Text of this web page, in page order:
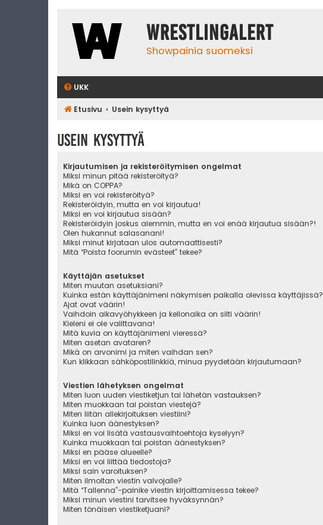
WrestlingAlert
Showpainia suomeksi
UKK
Etusivu Usein kysyttyä
Usein kysyttyä
Kirjautumisen ja rekisteröitymisen ongelmat
Miksi minun pitää rekisteröityä?
Mikä on COPPA?
Miksi en voi rekisteröityä?
Rekisteröidyin, mutta en voi kirjautua!
Miksi en voi kirjautua sisään?
Rekisteröidyin joskus aiemmin, mutta en voi enää kirjautua sisään?!
Olen hukannut salasanani!
Miksi minut kirjataan ulos automaattisesti?
Mitä “Poista foorumin evästeet” tekee?
Käyttäjän asetukset
Miten muutan asetuksiani?
Kuinka estän käyttäjänimeni näkymisen paikalla olevissa käyttäjissä?
Ajat ovat väärin!
Vaihdoin aikavyöhykkeen ja kellonaika on silti väärin!
Kieleni ei ole valittavana!
Mitä kuvia on käyttäjänimeni vieressä?
Miten asetan avataren?
Mikä on arvonimi ja miten vaihdan sen?
Kun klikkaan sähköpostilinkkiä, minua pyydetään kirjautumaan?
Viestien lähetyksen ongelmat
Miten luon uuden viestiketjun tai lähetän vastauksen?
Miten muokkaan tai poistan viestejä?
Miten liitän allekirjoituksen viestiini?
Kuinka luon äänestyksen?
Miksi en voi lisätä vastausvaihtoehtoja kyselyyn?
Kuinka muokkaan tai poistan äänestyksen?
Miksi en pääse alueelle?
Miksi en voi liittää tiedostoja?
Miksi sain varoituksen?
Miten ilmoitan viestin valvojalle?
Mitä “Tallenna”-painike viestin kirjoittamisessa tekee?
Miksi minun viestini tarvitsee hyväksynnän?
Miten tönäisen viestiketjuani?